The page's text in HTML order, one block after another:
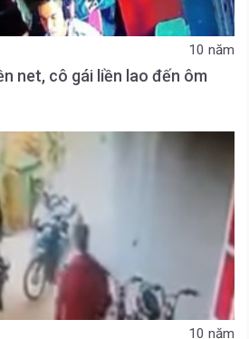
10 năm
net, cô gái liền lao đến ôm
10 năm